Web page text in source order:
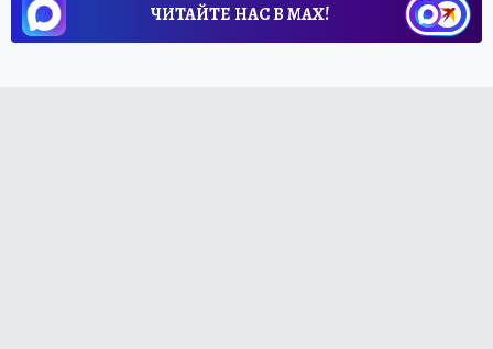
ЧИТАЙТЕ НАС В МАХ!